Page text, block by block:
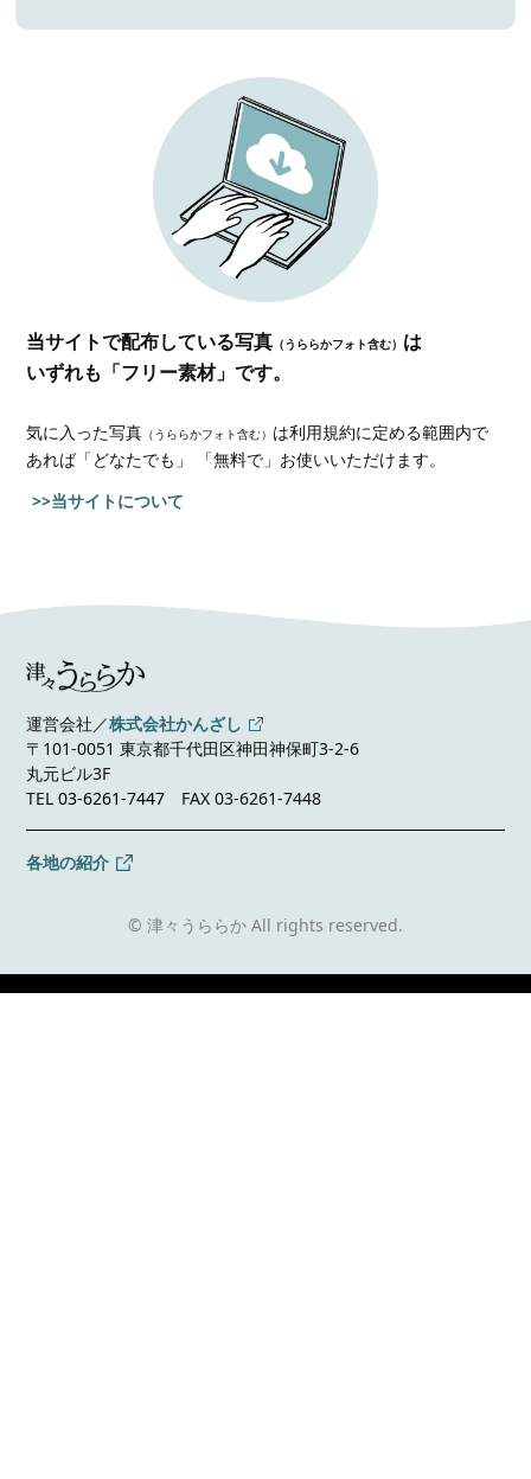
当サイトで配布している写真 （うららかフォト含む） は
いずれも「フリー素材」です。
気に入った写真 （うららかフォト含む） は利用規約に定める範囲内で
あれば「どなたでも」 「無料で」お使いいただけます。
>>当サイトについて
運営会社／株式会社かんざし
〒101-0051 東京都千代田区神田神保町3-2-6
丸元ビル3F
TEL03-6261-7447 FAX 03-6261-7448
各地の紹介
© 津々うららか All rights reserved.